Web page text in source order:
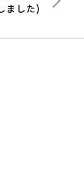
ました)